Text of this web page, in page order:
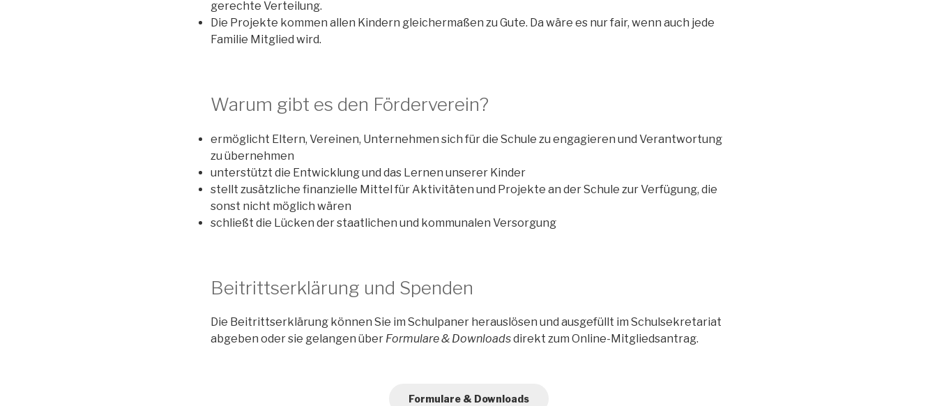
gerechte Verteilung.
Die Projekte kommen allen Kindern gleichermaßen zu Gute. Da wäre es nur fair, wenn auch jede
Familie Mitglied wird.
Warum gibt es den Förderverein?
ermöglicht Eltern, Vereinen, Unternehmen sich für die Schule zu engagieren und Verantwortung
zu übernehmen
unterstützt die Entwicklung und das Lernen unserer Kinder
stellt zusätzliche finanzielle Mittel für Aktivitäten und Projekte an der Schule zur Verfügung, die
sonst nicht möglich wären
schließt die Lücken der staatlichen und kommunalen Versorgung
Beitrittserklärung und Spenden
Die Beitrittserklärung können Sie im Schulpaner herauslösen und ausgefüllt im Schulsekretariat
abgeben oder sie gelangen über Formulare & Downloadsdirekt zum Online-Mitgliedsantrag.
Formulare & Downloads